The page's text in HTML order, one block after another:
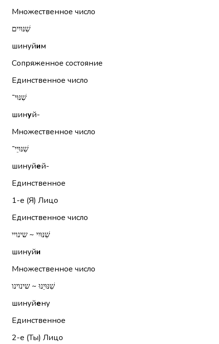
Множественное число
שִׁנּוּיִים
шинуйим
Сопряженное состояние
Единственное число
שִׁנּוּי־
шинуй-
Множественное число
שִׁנּוּיֵי־
шинуйей-
Единственное
1-е (Я) Лицо
Единственное число
שִׁנּוּיִי ~ שינויי
шинуйи
Множественное число
שִׁנּוּיֵנוּ ~ שינוינו
шинуйену
Единственное
2-е (Ты) Лицо